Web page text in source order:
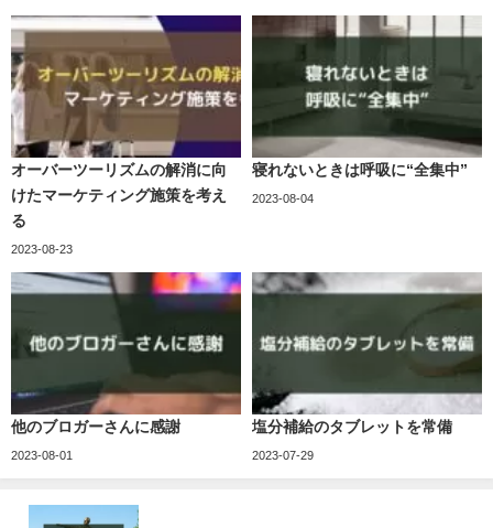
オーバーツーリズムの解消に向
けたマーケティング施策を考え
る
2023-08-23
寝れないときは呼吸に“全集中”
2023-08-04
他のブロガーさんに感謝
2023-08-01
塩分補給のタブレットを常備
2023-07-29